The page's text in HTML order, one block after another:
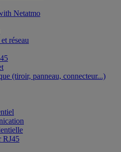
Netatmo
réseau
(tiroir, panneau, connecteur...)
RJ45